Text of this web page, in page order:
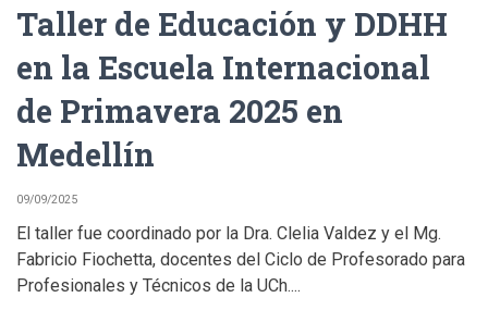
Taller de Educación y DDHH
en la Escuela Internacional
de Primavera 2025 en
Medellín
09/09/2025
El taller fue coordinado por la Dra. Clelia Valdez y el Mg.
Fabricio Fiochetta, docentes del Ciclo de Profesorado para
Profesionales y Técnicos de la UCh....